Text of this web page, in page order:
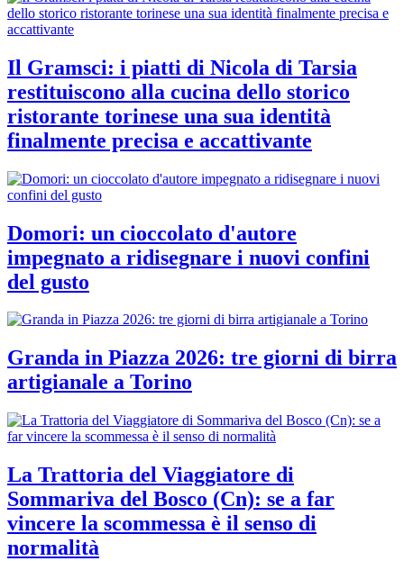
Il Gramsci: i piatti di Nicola di Tarsia
restituiscono alla cucina dello storico
ristorante torinese una sua identità
finalmente precisa e accattivante
Domori: un cioccolato d'autore
impegnato a ridisegnare i nuovi confini
del gusto
Granda in Piazza 2026: tre giorni di birra
artigianale a Torino
La Trattoria del Viaggiatore di
Sommariva del Bosco (Cn): se a far
vincere la scommessa è il senso di
normalità